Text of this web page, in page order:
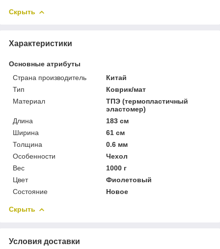
Скрыть
Характеристики
Основные атрибуты
Страна производитель
Китай
Тип
Коврик/мат
Материал
ТПЭ (термопластичный
эластомер)
Длина
183 см
Ширина
61 см
Толщина
0.6 мм
Особенности
Чехол
Вес
1000 г
Цвет
Фиолетовый
Состояние
Новое
Скрыть
Условия доставки